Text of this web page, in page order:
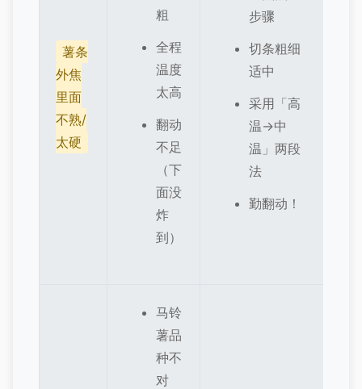
薯条
外焦
里面
不熟/
太硬
粗
全程
温度
太高
翻动
不足
（下
面没
炸
到）
步骤
切条粗细
适中
采用「高
温->中
温」两段
法
勤翻动！
马铃
薯品
种不
对